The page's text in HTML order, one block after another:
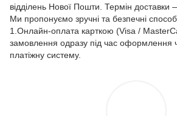
відділень Нової Пошти. Термін доставки
Ми пропонуємо зручні та безпечні
1.Онлайн-оплата карткою (Visa /
замовлення одразу під час оформлення
платіжну систему.